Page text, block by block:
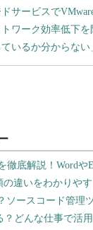
サービスで
ワーク効率低下
ているか分からな
徹底解説！Word
の違いをわかりや
ソースコード管理
？どんな仕事で活